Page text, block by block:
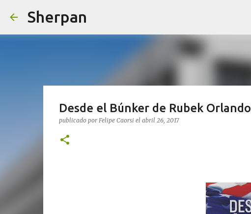
Sherpan
Desde el Búnker de Rubek Orlando
publicado por Felipe Caorsi el abril 26, 2017